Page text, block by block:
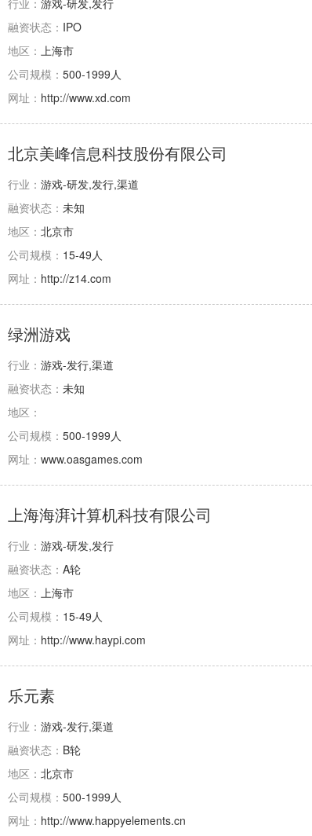
行业： 游戏-研发,发行
融资状态： IPO
地区： 上海市
公司规模： 500-1999人
网址： http://www.xd.com
北京美峰信息科技股份有限公司
行业： 游戏-研发,发行,渠道
融资状态： 未知
地区： 北京市
公司规模： 15-49人
网址： http://z14.com
绿洲游戏
行业： 游戏-发行,渠道
融资状态： 未知
地区：
公司规模： 500-1999人
网址： www.oasgames.com
上海海湃计算机科技有限公司
行业： 游戏-研发,发行
融资状态： A轮
地区： 上海市
公司规模： 15-49人
网址： http://www.haypi.com
乐元素
行业： 游戏-发行,渠道
融资状态： B轮
地区： 北京市
公司规模： 500-1999人
网址： http://www.happyelements.cn